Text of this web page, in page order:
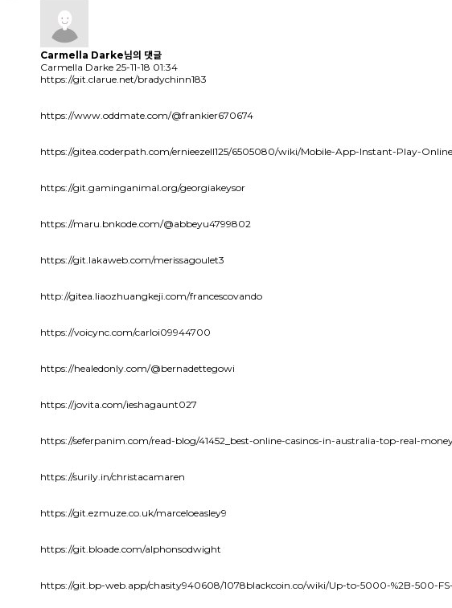
Carmella Darke님의 댓글
Carmella Darke 25-11-18 01:34
https://git.clarue.net/bradychinn183
https://www.oddmate.com/@frankier670674
https://gitea.coderpath.com/ernieezell125/6505080/wiki/Mobile-App-Instant-Play-
https://git.gaminganimal.org/georgiakeysor
https://maru.bnkode.com/@abbeyu4799802
https://git.lakaweb.com/merissagoulet3
http://gitea.liaozhuangkeji.com/francescovando
https://voicync.com/carloi09944700
https://healedonly.com/@bernadettegowi
https://jovita.com/ieshagaunt027
https://seferpanim.com/read-blog/41452_best-online-casinos-in-australia-top-real-
https://surily.in/christacamaren
https://git.ezmuze.co.uk/marceloeasley9
https://git.bloade.com/alphonsodwight
https://git.bp-web.app/chasity940608/1078blackcoin.co/wiki/Up-to-5000-%2B-500-